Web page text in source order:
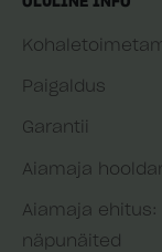
Paigaldus
Garantii
Aiamaja
Aiamaja
näpunäited